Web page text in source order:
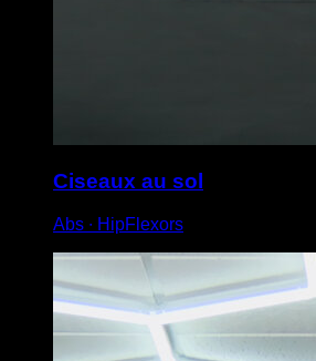
Ciseaux au sol
Abs ∙ HipFlexors